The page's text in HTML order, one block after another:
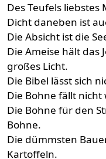
Des Teufels liebstes
Dicht daneben ist
Die Absicht ist die
Die Ameise hält das
großes Licht.
Die Bibel lässt sich
Die Bohne fällt nicht
Die Bohne für den
Bohne.
Die dümmsten
Kartoffeln.